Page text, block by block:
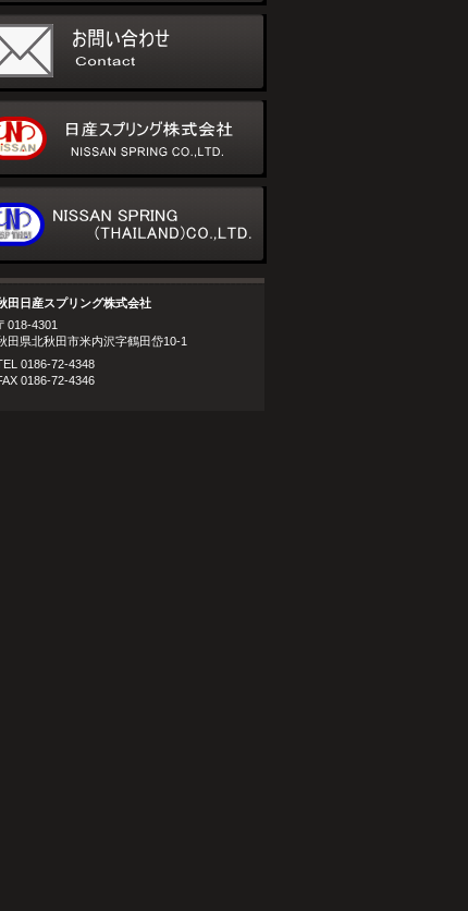
田日産スプリング株式会社
018-4301
田県北秋田市米内沢字鶴田岱10-1
0186-72-4348
0186-72-4346